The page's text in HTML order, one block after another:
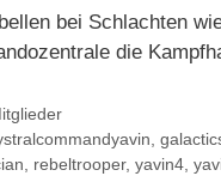
bei Schlachten
die
rebeltrooper, yavin4